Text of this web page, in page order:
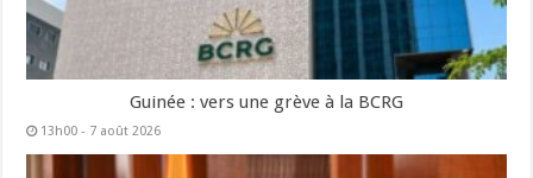
Guinée : vers une grève à la BCRG
13h00 - 7 août 2026